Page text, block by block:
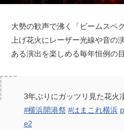
大勢の歓声で沸く「ビームスペ
上げ花火にレーザー光線や音の
ある演出を楽しめる毎年恒例の
3年ぶりにガッツリ見た花火
#横浜開港祭 #はまこれ横浜
e2